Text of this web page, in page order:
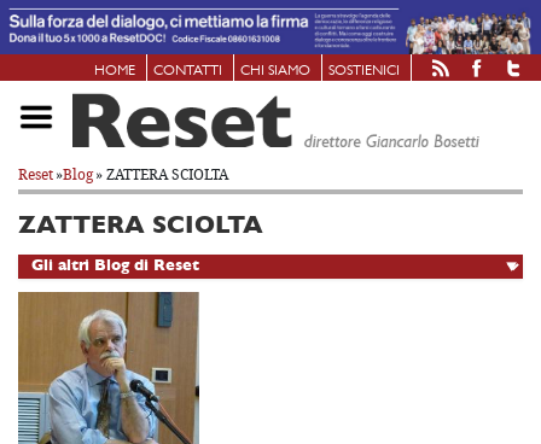
HOME CONTATTI CHI SIAMO SOSTIENICI
Reset»Blog» ZATTERA SCIOLTA
ZATTERA SCIOLTA